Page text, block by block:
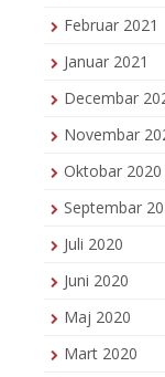
Februar 2021
Januar 2021
Decembar
Novembar
Oktobar 2020
Septembar
Juli 2020
Juni 2020
Maj 2020
Mart 2020